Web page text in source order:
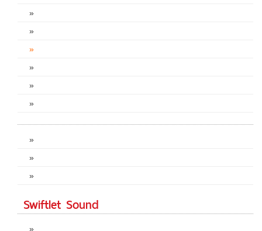
»
»
»
»
»
»
»
»
»
Swiftlet Sound
»